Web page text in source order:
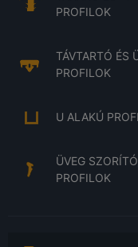
PROFILOK
TÁVTARTÓ ÉS
PROFILOK
U ALAKÚ
ÜVEG
PROFILOK